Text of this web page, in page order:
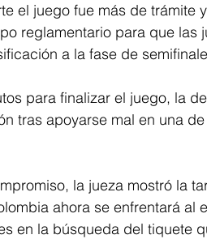
el juego fue más de trámite
reglamentario para que las
a la fase de
para finalizar el juego, la
tras apoyarse mal en una
la jueza mostró la
ahora se enfrentará al
en la búsqueda del tiquete